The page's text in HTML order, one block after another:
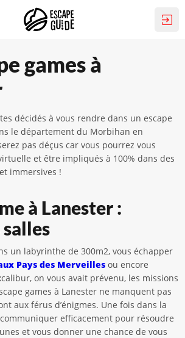
games à
décidés à vous rendre dans un escape
le département du Morbihan en
pas déçus car vous pourrez vous
et être impliqués à 100% dans des
immersives !
à Lanester :
un labyrinthe de 300m2, vous échapper
Pays des Merveilles ou encore
on vous avait prévenu, les missions
games à Lanester ne manquent pas
aux férus d’énigmes. Une fois dans la
efficacement pour résoudre
et vous donner une chance de vous